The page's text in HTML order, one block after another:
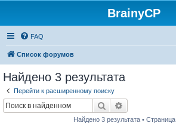
BrainyCP
FAQ
Список форумов
Найдено 3 результата
Перейти к расширенному поиску
Поиск
Найдено 3 результата • Страница